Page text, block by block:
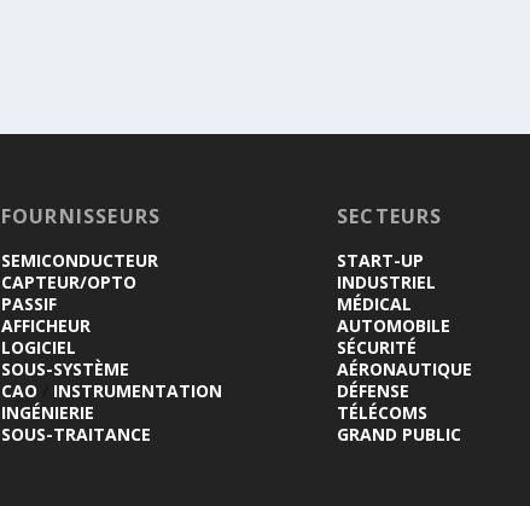
FOURNISSEURS
SEMICONDUCTEUR
CAPTEUR/OPTO
PASSIF
AFFICHEUR
LOGICIEL
SOUS-SYSTÈME
CAO
INSTRUMENTATION
INGÉNIERIE
SOUS-TRAITANCE
SECTEURS
START-UP
INDUSTRIEL
MÉDICAL
AUTOMOBILE
SÉCURITÉ
AÉRONAUTIQUE
DÉFENSE
TÉLÉCOMS
GRAND PUBLIC